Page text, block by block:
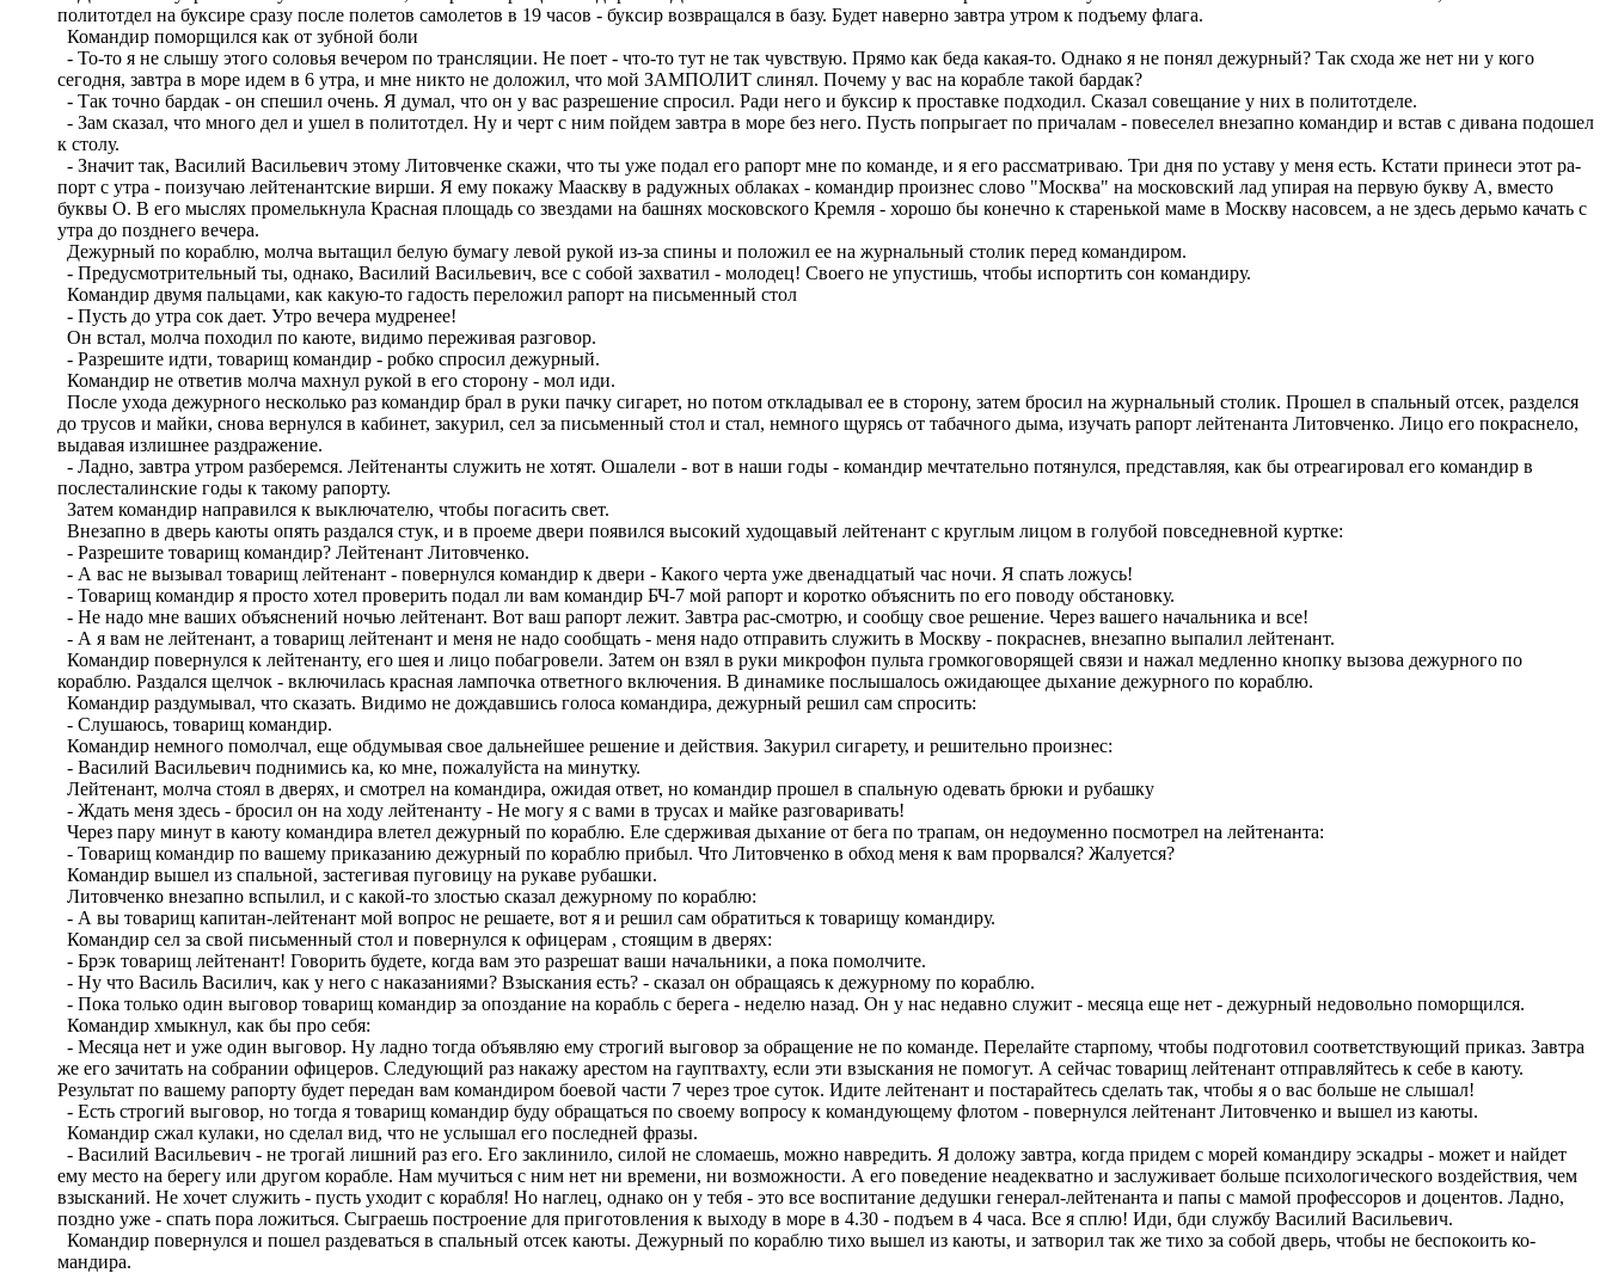
политотдел на буксире сразу после полетов самолетов в 19 часов - буксир возвращался в базу. Будет наверно завтра утром к подъему флага.
Командир поморщился как от зубной боли
- То-то я не слышу этого соловья вечером по трансляции. Не поет - что-то тут не так чувствую. Прямо как беда какая-то. Однако я не понял дежурный? Так схода же нет ни у кого
сегодня, завтра в море идем в 6 утра, и мне никто не доложил, что мой ЗАМПОЛИТ слинял. Почему у вас на корабле такой бардак?
- Так точно бардак - он спешил очень. Я думал, что он у вас разрешение спросил. Ради него и буксир к проставке подходил. Сказал совещание у них в политотделе.
- Зам сказал, что много дел и ушел в политотдел. Ну и черт с ним пойдем завтра в море без него. Пусть попрыгает по причалам - повеселел внезапно командир и встав с дивана подошел
к столу.
- Значит так, Василий Васильевич этому Литовченке скажи, что ты уже подал его рапорт мне по команде, и я его рассматриваю. Три дня по уставу у меня есть. Кстати принеси этот ра-
порт с утра - поизучаю лейтенантские вирши. Я ему покажу Мааскву в радужных облаках - командир произнес слово "Москва" на московский лад упирая на первую букву А, вместо
буквы О. В его мыслях промелькнула Красная площадь со звездами на башнях московского Кремля - хорошо бы конечно к старенькой маме в Москву насовсем, а не здесь дерьмо качать с
утра до позднего вечера.
Дежурный по кораблю, молча вытащил белую бумагу левой рукой из-за спины и положил ее на журнальный столик перед командиром.
- Предусмотрительный ты, однако, Василий Васильевич, все с собой захватил - молодец! Своего не упустишь, чтобы испортить сон командиру.
Командир двумя пальцами, как какую-то гадость переложил рапорт на письменный стол
- Пусть до утра сок дает. Утро вечера мудренее!
Он встал, молча походил по каюте, видимо переживая разговор.
- Разрешите идти, товарищ командир - робко спросил дежурный.
Командир не ответив молча махнул рукой в его сторону - мол иди.
После ухода дежурного несколько раз командир брал в руки пачку сигарет, но потом откладывал ее в сторону, затем бросил на журнальный столик. Прошел в спальный отсек, разделся
до трусов и майки, снова вернулся в кабинет, закурил, сел за письменный стол и стал, немного щурясь от табачного дыма, изучать рапорт лейтенанта Литовченко. Лицо его покраснело,
выдавая излишнее раздражение.
- Ладно, завтра утром разберемся. Лейтенанты служить не хотят. Ошалели - вот в наши годы - командир мечтательно потянулся, представляя, как бы отреагировал его командир в
послесталинские годы к такому рапорту.
Затем командир направился к выключателю, чтобы погасить свет.
Внезапно в дверь каюты опять раздался стук, и в проеме двери появился высокий худощавый лейтенант с круглым лицом в голубой повседневной куртке:
- Разрешите товарищ командир? Лейтенант Литовченко.
- А вас не вызывал товарищ лейтенант - повернулся командир к двери - Какого черта уже двенадцатый час ночи. Я спать ложусь!
- Товарищ командир я просто хотел проверить подал ли вам командир БЧ-7 мой рапорт и коротко объяснить по его поводу обстановку.
- Не надо мне ваших объяснений ночью лейтенант. Вот ваш рапорт лежит. Завтра рас-смотрю, и сообщу свое решение. Через вашего начальника и все!
- А я вам не лейтенант, а товарищ лейтенант и меня не надо сообщать - меня надо отправить служить в Москву - покраснев, внезапно выпалил лейтенант.
Командир повернулся к лейтенанту, его шея и лицо побагровели. Затем он взял в руки микрофон пульта громкоговорящей связи и нажал медленно кнопку вызова дежурного по
кораблю. Раздался щелчок - включилась красная лампочка ответного включения. В динамике послышалось ожидающее дыхание дежурного по кораблю.
Командир раздумывал, что сказать. Видимо не дождавшись голоса командира, дежурный решил сам спросить:
- Слушаюсь, товарищ командир.
Командир немного помолчал, еще обдумывая свое дальнейшее решение и действия. Закурил сигарету, и решительно произнес:
- Василий Васильевич поднимись ка, ко мне, пожалуйста на минутку.
Лейтенант, молча стоял в дверях, и смотрел на командира, ожидая ответ, но командир прошел в спальную одевать брюки и рубашку
- Ждать меня здесь - бросил он на ходу лейтенанту - Не могу я с вами в трусах и майке разговаривать!
Через пару минут в каюту командира влетел дежурный по кораблю. Еле сдерживая дыхание от бега по трапам, он недоуменно посмотрел на лейтенанта:
- Товарищ командир по вашему приказанию дежурный по кораблю прибыл. Что Литовченко в обход меня к вам прорвался? Жалуется?
Командир вышел из спальной, застегивая пуговицу на рукаве рубашки.
Литовченко внезапно вспылил, и с какой-то злостью сказал дежурному по кораблю:
- А вы товарищ капитан-лейтенант мой вопрос не решаете, вот я и решил сам обратиться к товарищу командиру.
Командир сел за свой письменный стол и повернулся к офицерам , стоящим в дверях:
- Брэк товарищ лейтенант! Говорить будете, когда вам это разрешат ваши начальники, а пока помолчите.
- Ну что Василь Василич, как у него с наказаниями? Взыскания есть? - сказал он обращаясь к дежурному по кораблю.
- Пока только один выговор товарищ командир за опоздание на корабль с берега - неделю назад. Он у нас недавно служит - месяца еще нет - дежурный недовольно поморщился.
Командир хмыкнул, как бы про себя:
- Месяца нет и уже один выговор. Ну ладно тогда объявляю ему строгий выговор за обращение не по команде. Перелайте старпому, чтобы подготовил соответствующий приказ. Завтра
же его зачитать на собрании офицеров. Следующий раз накажу арестом на гауптвахту, если эти взыскания не помогут. А сейчас товарищ лейтенант отправляйтесь к себе в каюту.
Результат по вашему рапорту будет передан вам командиром боевой части 7 через трое суток. Идите лейтенант и постарайтесь сделать так, чтобы я о вас больше не слышал!
- Есть строгий выговор, но тогда я товарищ командир буду обращаться по своему вопросу к командующему флотом - повернулся лейтенант Литовченко и вышел из каюты.
Командир сжал кулаки, но сделал вид, что не услышал его последней фразы.
- Василий Васильевич - не трогай лишний раз его. Его заклинило, силой не сломаешь, можно навредить. Я доложу завтра, когда придем с морей командиру эскадры - может и найдет
ему место на берегу или другом корабле. Нам мучиться с ним нет ни времени, ни возможности. А его поведение неадекватно и заслуживает больше психологического воздействия, чем
взысканий. Не хочет служить - пусть уходит с корабля! Но наглец, однако он у тебя - это все воспитание дедушки генерал-лейтенанта и папы с мамой профессоров и доцентов. Ладно,
поздно уже - спать пора ложиться. Сыграешь построение для приготовления к выходу в море в 4.30 - подъем в 4 часа. Все я сплю! Иди, бди службу Василий Васильевич.
Командир повернулся и пошел раздеваться в спальный отсек каюты. Дежурный по кораблю тихо вышел из каюты, и затворил так же тихо за собой дверь, чтобы не беспокоить ко-
мандира.